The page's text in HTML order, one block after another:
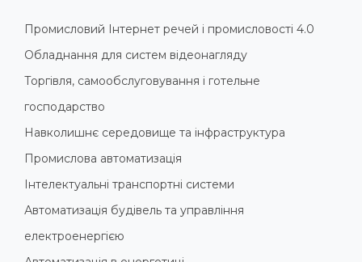
Промисловий Інтернет речей і промисловості 4.0
Обладнання для систем відеонагляду
Торгівля, самообслуговування і готельне
господарство
Навколишнє середовище та інфраструктура
Промислова автоматизація
Інтелектуальні транспортні системи
Автоматизація будівель та управління
електроенергією